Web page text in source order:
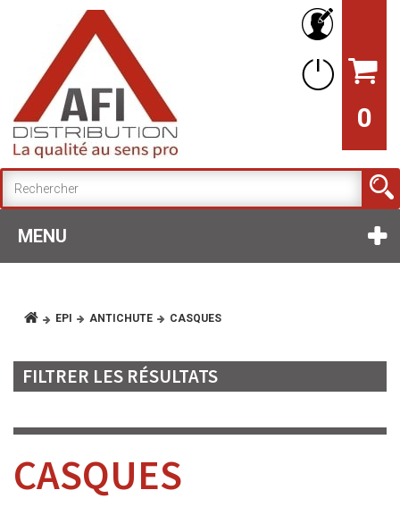
0
MENU
EPI ANTICHUTE CASQUES
FILTRER LES RÉSULTATS
CASQUES